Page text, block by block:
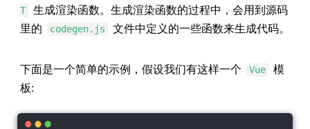
T
生成渲染函数。生成渲染函数的过程中，会用到源码
里的
codegen.js 文件中定义的一些函数来生成代码。
下面是一个简单的示例，假设我们有这样一个 Vue
模
板: